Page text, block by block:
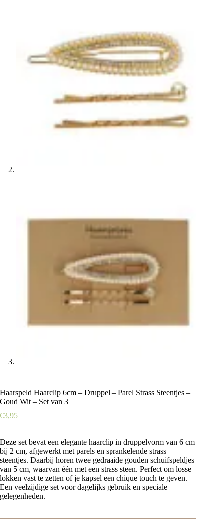
Haarspeld Haarclip 6cm – Druppel – Parel Strass Steentjes –
Goud Wit – Set van 3
€3,95
Deze set bevat een elegante haarclip in druppelvorm van 6 cm
bij 2 cm, afgewerkt met parels en sprankelende strass
steentjes. Daarbij horen twee gedraaide gouden schuifspeldjes
van 5 cm, waarvan één met een strass steen. Perfect om losse
lokken vast te zetten of je kapsel een chique touch te geven.
Een veelzijdige set voor dagelijks gebruik en speciale
gelegenheden.